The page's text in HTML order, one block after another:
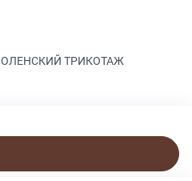
ТРИКОТАЖ